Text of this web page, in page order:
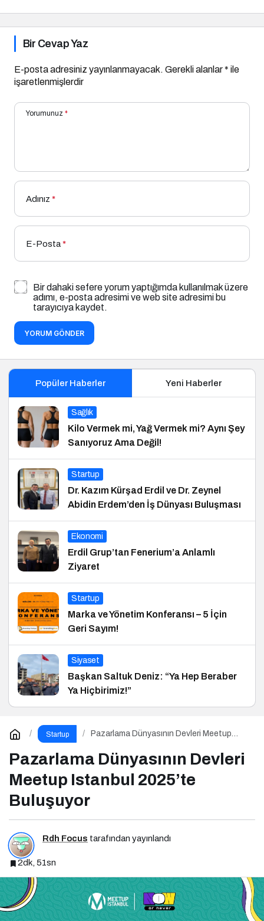
Bir Cevap Yaz
E-posta adresiniz yayınlanmayacak. Gerekli alanlar* ile
işaretlenmişlerdir
Yorumunuz *
Adınız *
E-Posta*
Bir dahaki sefere yorum yaptığımda kullanılmak üzere
adımı, e-posta adresimi ve web site adresimi bu
tarayıcıya kaydet.
YORUM GÖNDER
Popüler Haberler Yeni Haberler
Sağlık
Kilo Vermek mi, Yağ Vermek mi? Aynı Şey
Sanıyoruz Ama Değil!
Startup
Dr. Kazım Kürşad Erdil ve Dr. Zeynel
Abidin Erdem’den İş Dünyası Buluşması
Ekonomi
Erdil Grup’tan Fenerium’a Anlamlı
Ziyaret
Startup
Marka ve Yönetim Konferansı – 5 İçin
Geri Sayım!
Siyaset
Başkan Saltuk Deniz: “Ya Hep Beraber
Ya Hiçbirimiz!”
Startup
Pazarlama Dünyasının Devleri Meetup
Pazarlama Dünyasının Devleri
Meetup Istanbul 2025’te
Buluşuyor
Rdh Focus tarafından yayınlandı
2dk, 51sn